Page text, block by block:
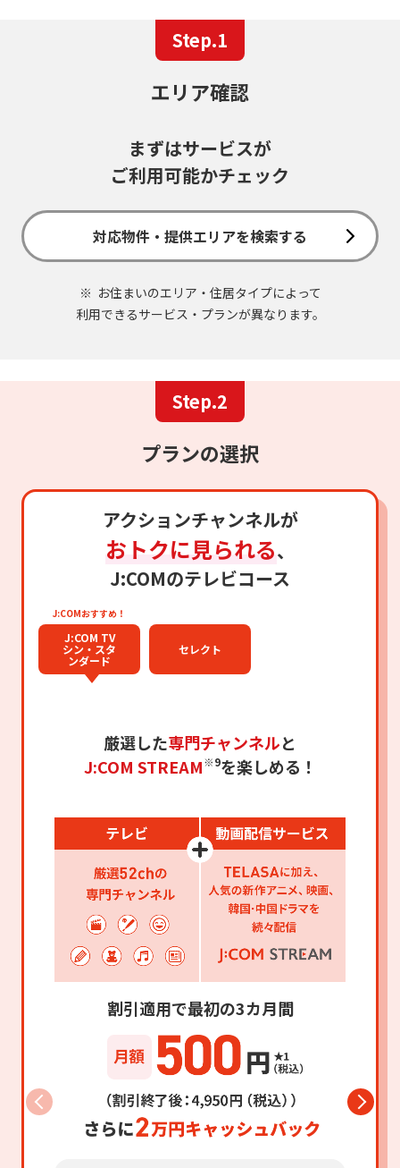
Step.1
エリア確認
まずはサービスが
ご利用可能かチェック
対応物件・提供エリアを検索する
お住まいのエリア・住居タイプによって
利用できるサービス・プランが異なります。
Step.2
プランの選択
アクションチャンネルが
おトクに見られる、
J:COMのテレビコース
J:COMおすすめ！
J:COM TV
シン・スタ
ンダード
セレクト
厳選した専門チャンネルと
J:COM STREAM※9を楽しめる！
割引適用で最初の3カ月間